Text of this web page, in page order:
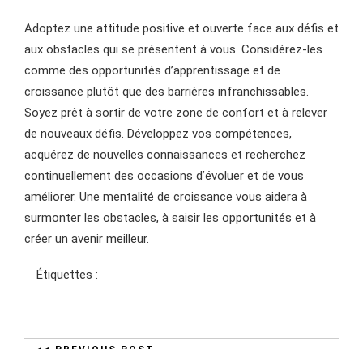
Adoptez une attitude positive et ouverte face aux défis et
aux obstacles qui se présentent à vous. Considérez-les
comme des opportunités d’apprentissage et de
croissance plutôt que des barrières infranchissables.
Soyez prêt à sortir de votre zone de confort et à relever
de nouveaux défis. Développez vos compétences,
acquérez de nouvelles connaissances et recherchez
continuellement des occasions d’évoluer et de vous
améliorer. Une mentalité de croissance vous aidera à
surmonter les obstacles, à saisir les opportunités et à
créer un avenir meilleur.
Étiquettes :